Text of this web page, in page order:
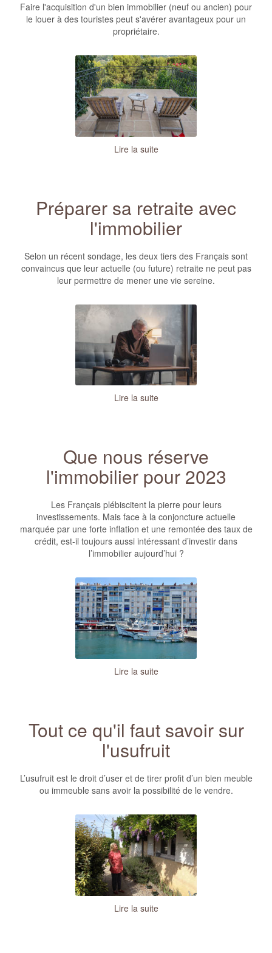
Faire l'acquisition d'un bien immobilier (neuf ou ancien) pour
le louer à des touristes peut s'avérer avantageux pour un
propriétaire.
Lire la suite
Préparer sa retraite avec
l'immobilier
Selon un récent sondage, les deux tiers des Français sont
convaincus que leur actuelle (ou future) retraite ne peut pas
leur permettre de mener une vie sereine.
Lire la suite
Que nous réserve
l'immobilier pour 2023
Les Français plébiscitent la pierre pour leurs
investissements. Mais face à la conjoncture actuelle
marquée par une forte inflation et une remontée des taux de
crédit, est-il toujours aussi intéressant d’investir dans
l’immobilier aujourd’hui ?
Lire la suite
Tout ce qu'il faut savoir sur
l'usufruit
L’usufruit est le droit d’user et de tirer profit d’un bien meuble
ou immeuble sans avoir la possibilité de le vendre.
Lire la suite